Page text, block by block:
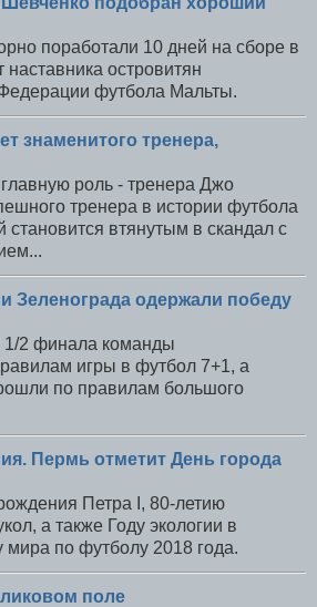
поработали 10 дней на сборе в
островитян
футбола Мальты.
знаменитого тренера,
роль - тренера Джо
тренера в истории футбола
становится втянутым в скандал с
Зеленограда одержали победу
1/2 финала команды
игры в футбол 7+1, а
по правилам большого
Пермь отметит День города
Петра I, 80-летию
а также Году экологии в
мира по футболу 2018 года.
поле